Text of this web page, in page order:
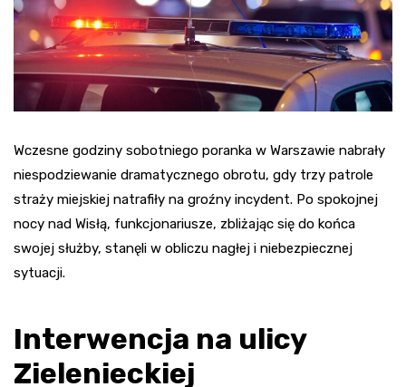
Wczesne godziny sobotniego poranka w Warszawie nabrały
niespodziewanie dramatycznego obrotu, gdy trzy patrole
straży miejskiej natrafiły na groźny incydent. Po spokojnej
nocy nad Wisłą, funkcjonariusze, zbliżając się do końca
swojej służby, stanęli w obliczu nagłej i niebezpiecznej
sytuacji.
Interwencja na ulicy
Zielenieckiej